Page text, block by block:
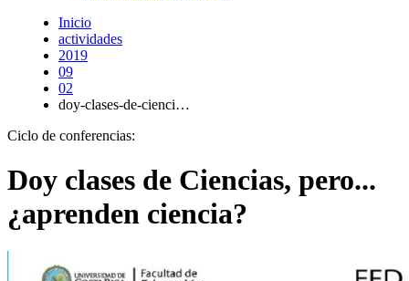
Inicio
actividades
2019
09
02
doy-clases-de-cienci…
Ciclo de conferencias:
Doy clases de Ciencias, pero...
¿aprenden ciencia?